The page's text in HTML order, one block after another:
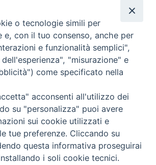
Seminario Giovanni Paolo I
via Ginnasio 85
87011 Cassano allo Ionio (CS)
Privacy Poolicy
o tecnologie simili per
e, con il tuo consenso, anche per
e funzionalità semplici",
"misurazione" e
come specificato nella
acconsenti all'utilizzo dei
su "personalizza" puoi avere
sui cookie utilizzati e
tue preferenze. Cliccando su
questa informativa proseguirai
i soli cookie tecnici.